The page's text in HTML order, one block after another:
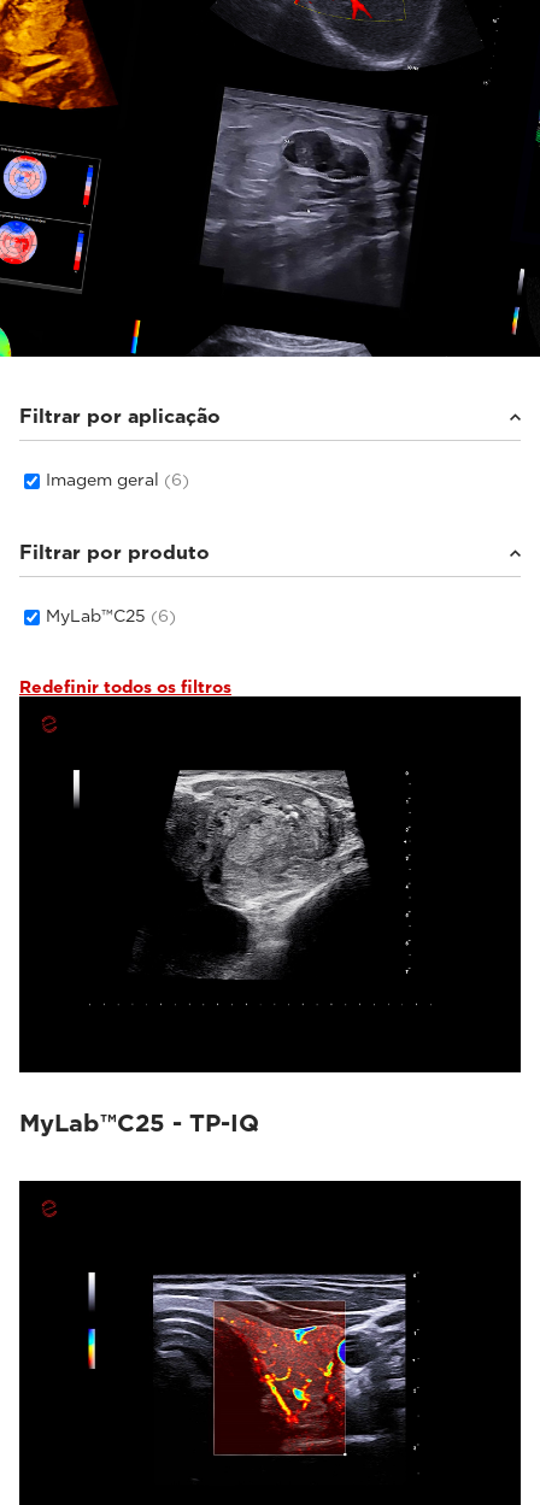
Filtrar por aplicação
Imagem geral (6)
Filtrar por produto
MyLab™C25 (6)
Redefinir todos os filtros
MyLab™C25 - TP-IQ